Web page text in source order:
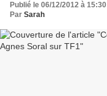
Publié le 06/12/2012 à 15:30
Par Sarah